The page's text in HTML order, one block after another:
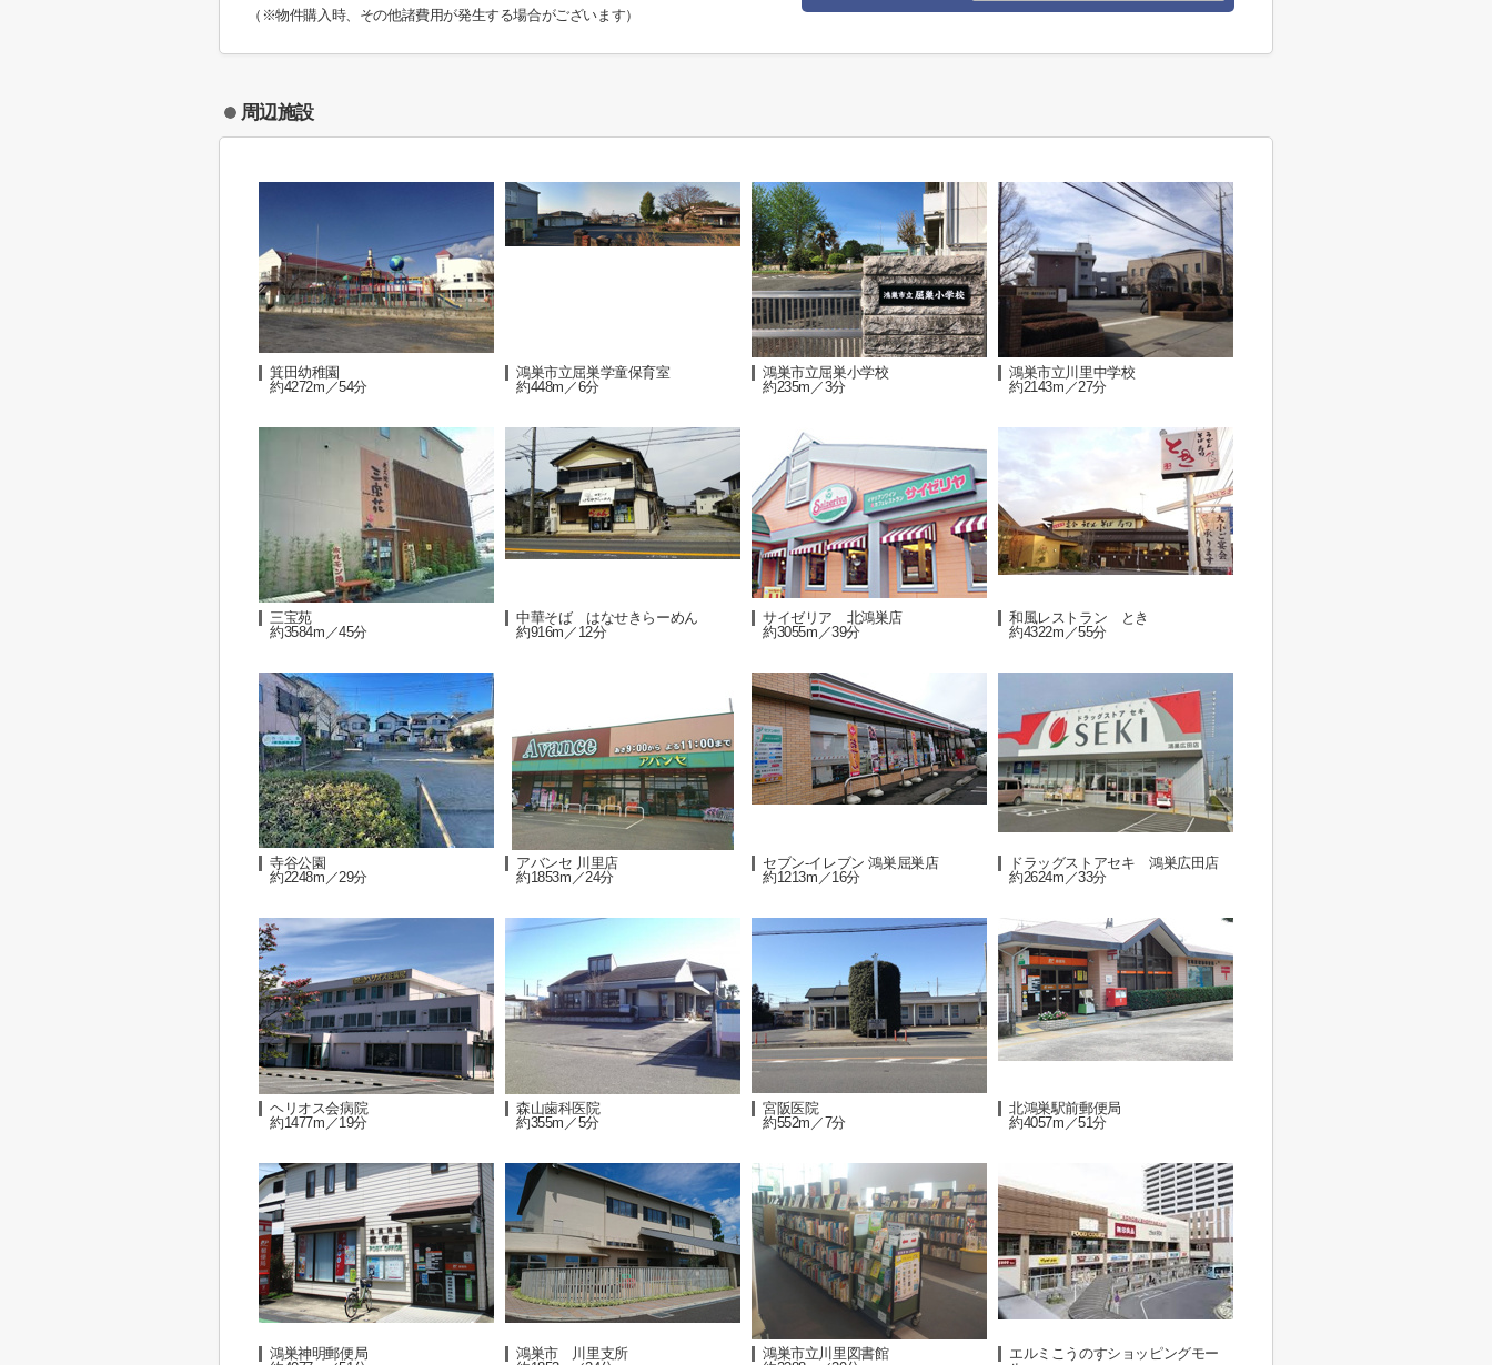
（※物件購入時、その他諸費用が発生する場合がございます）
周辺施設
箕田幼稚園
約4272m／54分
鴻巣市立屈巣学童保育室
約448m／6分
鴻巣市立屈巣小学校
約235m／3分
鴻巣市立川里中学校
約2143m／27分
三宝苑
約3584m／45分
中華そば はなせきらーめん
約916m／12分
サイゼリア 北鴻巣店
約3055m／39分
和風レストラン とき
約4322m／55分
寺谷公園
約2248m／29分
アバンセ 川里店
約1853m／24分
セブン-イレブン 鴻巣屈巣店
約1213m／16分
ドラッグストアセキ 鴻巣広田店
約2624m／33分
ヘリオス会病院
約1477m／19分
森山歯科医院
約355m／5分
宮阪医院
約552m／7分
北鴻巣駅前郵便局
約4057m／51分
鴻巣神明郵便局
鴻巣市 川里支所
鴻巣市立川里図書館
エルミこうのすショッピングモー